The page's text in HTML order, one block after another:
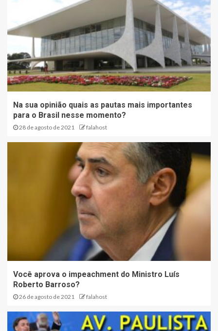
Na sua opinião quais as pautas mais importantes
para o Brasil nesse momento?
28 de agosto de 2021 falahost
Você aprova o impeachment do Ministro Luís
Roberto Barroso?
26 de agosto de 2021 falahost